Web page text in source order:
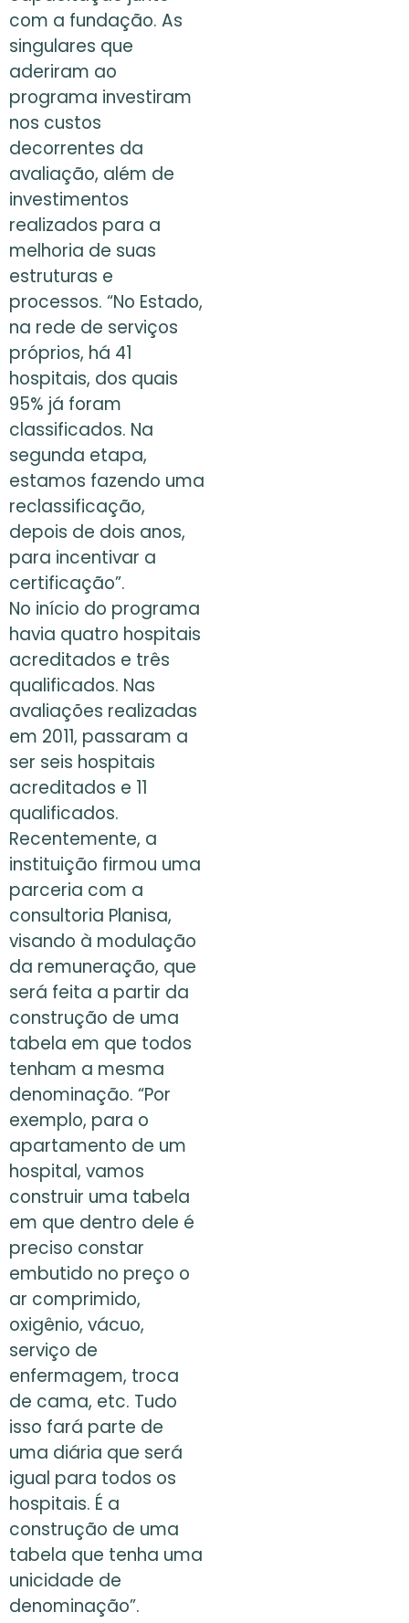
com a fundação. As
singulares que
aderiram ao
programa investiram
nos custos
decorrentes da
avaliação, além de
investimentos
realizados para a
melhoria de suas
estruturas e
processos. “No Estado,
na rede de serviços
próprios, há 41
hospitais, dos quais
95% já foram
classificados. Na
segunda etapa,
estamos fazendo uma
reclassificação,
depois de dois anos,
para incentivar a
certificação”.
No início do programa
havia quatro hospitais
acreditados e três
qualificados. Nas
avaliações realizadas
em 2011, passaram a
ser seis hospitais
acreditados e 11
qualificados.
Recentemente, a
instituição firmou uma
parceria com a
consultoria Planisa,
visando à modulação
da remuneração, que
será feita a partir da
construção de uma
tabela em que todos
tenham a mesma
denominação. “Por
exemplo, para o
apartamento de um
hospital, vamos
construir uma tabela
em que dentro dele é
preciso constar
embutido no preço o
ar comprimido,
oxigênio, vácuo,
serviço de
enfermagem, troca
de cama, etc. Tudo
isso fará parte de
uma diária que será
igual para todos os
hospitais. É a
construção de uma
tabela que tenha uma
unicidade de
denominação”.